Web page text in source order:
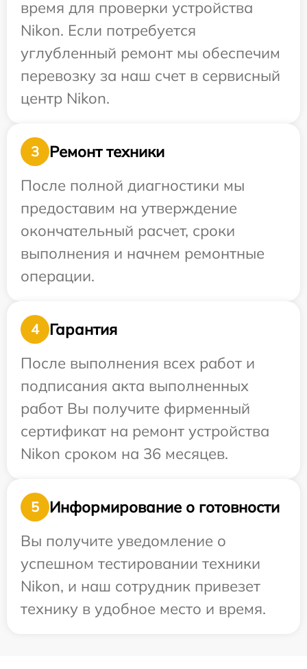
время для проверки устройства
Nikon. Если потребуется
углубленный ремонт мы обеспечим
перевозку за наш счет в сервисный
центр Nikon.
3
Ремонт техники
После полной диагностики мы
предоставим на утверждение
окончательный расчет, сроки
выполнения и начнем ремонтные
операции.
4
Гарантия
После выполнения всех работ и
подписания акта выполненных
работ Вы получите фирменный
сертификат на ремонт устройства
Nikon сроком на 36 месяцев.
5
Информирование о готовности
Вы получите уведомление о
успешном тестировании техники
Nikon, и наш сотрудник привезет
технику в удобное место и время.